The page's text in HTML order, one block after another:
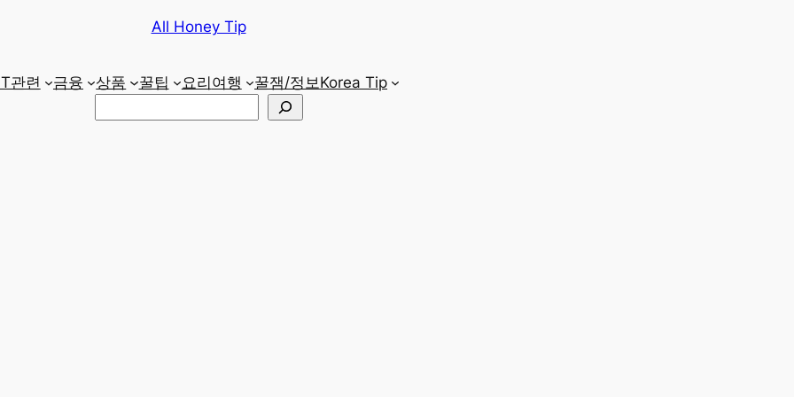
All Honey Tip
관련 금융 상품 꿀팁 요리여행 꿀잼/정보 Korea Tip